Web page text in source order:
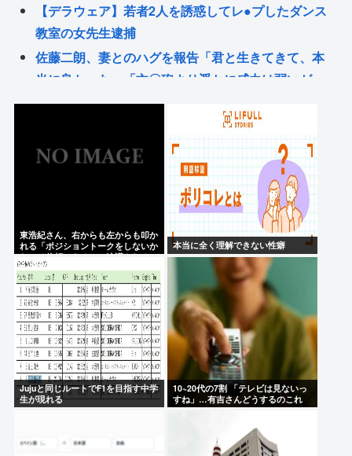
【デラウェア】若者2人を誘惑してレ●プしたダンス
教室の女先生逮捕
佐藤二朗、妻とのハグを報告「君と生きてきて、本
当に良かった」「文〇砲より遥かに威力は弱いが、
僕のノロケ砲をお見舞いする」
【覇権】ホロライブドリームス、セルラン1位に返り
咲くWIWIWIWIWIWIWIWIWIWIWIWIWIWIWIWIWIWI
松本人志が企画・プロデュース「ドキュメンタル」
が米国で初制作決定 シンプルな設定に国境超えた支
佐藤二朗（さとじろ）、完全勝利www
Powered by livedoor 相互RSS
東浩紀さん、右からも左からも叩か
れる「ポジショントークをしないか
らこそ信頼できる」と擁護される
www
本当に全く理解できない性癖
Jujuと同じルートでF1を目指す中学
生が現れる
10~20代の7割 「テレビは見ないっ
すね」…有吉さんどうするのこれ